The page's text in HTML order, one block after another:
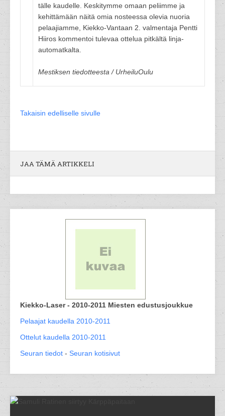
tälle kaudelle. Keskitymme omaan peliimme ja
kehittämään näitä omia nosteessa olevia nuoria
pelaajiamme, Kiekko-Vantaan 2. valmentaja Pentti
Hiiros kommentoi tulevaa ottelua pitkältä linja-
automatkalta.
Mestiksen tiedotteesta / UrheiluOulu
Takaisin edelliselle sivulle
JAA TÄMÄ ARTIKKELI
Kiekko-Laser - 2010-2011 Miesten edustusjoukkue
Pelaajat kaudella 2010-2011
Ottelut kaudella 2010-2011
Seuran tiedot - Seuran kotisivut